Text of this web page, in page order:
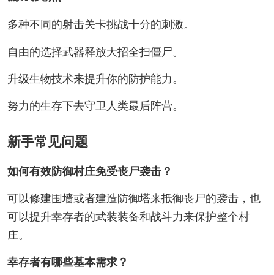
多种不同的射击关卡挑战十分的刺激。
自由的选择武器释放大招全扫僵尸。
升级生物技术来提升你的防护能力。
努力的生存下去守卫人类最后阵营。
新手常见问题
如何有效防御村庄免受丧尸袭击？
可以修建围墙或者建造防御塔来抵御丧尸的袭击，也
可以提升幸存者的武装装备和战斗力来保护整个村
庄。
幸存者有哪些基本需求？